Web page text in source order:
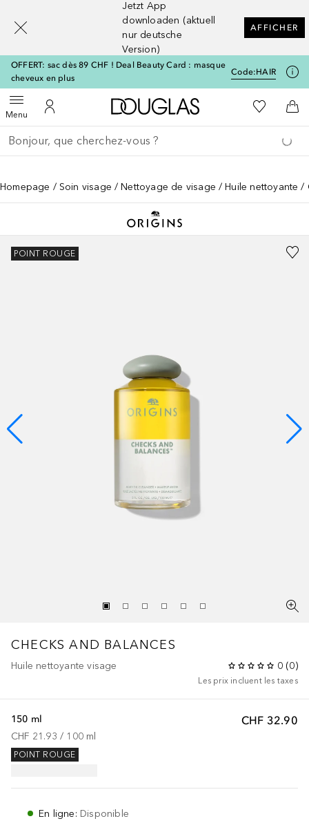
Jetzt App
downloaden (aktuell
nur deutsche
Version)
AFFICHER
OFFERT: sac dès 89 CHF ! Deal Beauty Card : masque
cheveux en plus
Code:HAIR
MenuOuvrir le menuVers Mon Compte
Vers l'accueil Douglas
Vers Ma
Retourner
Exécuter la recherche
Homepage Soin visage Nettoyage de visage Huile nettoyante
POINT ROUGE
CHECKS AND BALANCES
Huile nettoyante visage 0 (0)
Les prix incluent les taxes
CHF 32.90
150 ml
CHF 21.93 / 100 ml
POINT ROUGE
En ligne: Disponible
[navigation.slideout.screenreader]